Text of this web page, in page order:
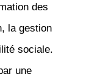
des
la gestion
sociale.
une